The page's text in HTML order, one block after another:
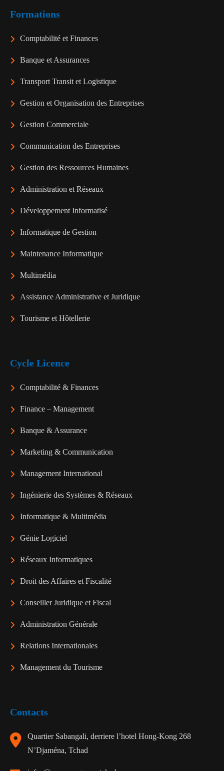
Formations
Comptabilité et Finances
Banque et Assurances
Transport Transit et Logistique
Gestion et Organisation des Entreprises
Gestion Commerciale
Communication des Entreprises
Gestion des Ressources Humaines
Administration et Réseaux
Développement Informatisé
Informatique de Gestion
Maintenance Informatique
Multimédia
Assistance Administrative et Juridique
Tourisme et Hôtellerie
Cycle Licence
Comptabilité & Finances
Finance – Management
Banque & Assurance
Marketing & Communication
Management International
Ingénierie des Systèmes & Réseaux
Informatique & Multimédia
Génie Logiciel
Réseaux Informatiques
Droit des Affaires et Fiscalité
Conseiller Juridique et Fiscal
Administration Générale
Relations Internationales
Management du Tourisme
Contacts
Quartier Sabangali, derriere l’hotel Hong-Kong 268
N’Djaména, Tchad